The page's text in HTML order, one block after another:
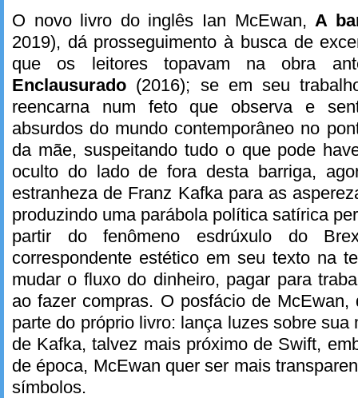
O novo livro do inglês Ian McEwan, A
2019), dá prosseguimento à busca de
que os leitores topavam na obra
Enclausurado (2016); se em seu
reencarna num feto que observa e
absurdos do mundo contemporâneo no
da mãe, suspeitando tudo o que pode
oculto do lado de fora desta barriga,
estranheza de Franz Kafka para as
produzindo uma parábola política satírica
partir do fenômeno esdrúxulo do
correspondente estético em seu texto na
mudar o fluxo do dinheiro, pagar para
ao fazer compras. O posfácio de McEwan,
parte do próprio livro: lança luzes sobre sua
de Kafka, talvez mais próximo de Swift,
de época, McEwan quer ser mais
símbolos.